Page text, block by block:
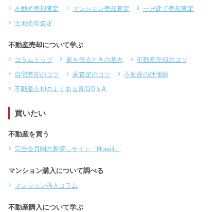
不動産売却査定 マンション売却査定
一戸建て売却査定
土地売却査定
不動産売却について学ぶ
コラムトップ 家を売るときの基本
不動産売却のコツ
自宅売却のコツ
家査定のコツ
不動産の評価額
不動産売却のよくある質問Q＆A
買いたい
不動産を買う
完全会員制の家探しサイト「Housii」
マンション購入について調べる
マンション購入コラム
不動産購入について学ぶ